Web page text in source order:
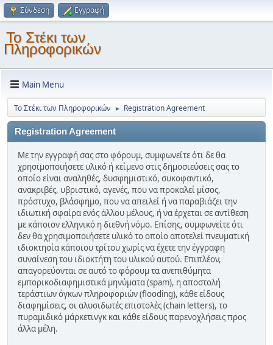
Σύνδεση Εγγραφή
Το Στέκι των
Πληροφορικών
Main Menu
Το Στέκι των Πληροφορικών ► Registration Agreement
Registration Agreement
Με την εγγραφή σας στο φόρουμ, συμφωνείτε ότι δε θα
χρησιμοποιήσετε υλικό ή κείμενο στις δημοσιεύσεις σας το
οποίο είναι αναληθές, δυσφημιστικό, συκοφαντικό,
ανακριβές, υβριστικό, αγενές, που να προκαλεί μίσος,
πρόστυχο, βλάσφημο, που να απειλεί ή να παραβιάζει την
ιδιωτική σφαίρα ενός άλλου μέλους, ή να έρχεται σε αντίθεση
με κάποιον ελληνικό η διεθνή νόμο. Επίσης, συμφωνείτε ότι
δεν θα χρησιμοποιήσετε υλικό το οποίο αποτελεί πνευματική
ιδιοκτησία κάποιου τρίτου χωρίς να έχετε την έγγραφη
συναίνεση του ιδιοκτήτη του υλικού αυτού. Επιπλέον,
απαγορεύονται σε αυτό το φόρουμ τα ανεπιθύμητα
εμπορικοδιαφημιστικά μηνύματα (spam), η αποστολή
τεράστιων όγκων πληροφοριών (flooding), κάθε είδους
διαφημίσεις, οι αλυσιδωτές επιστολές (chain letters), το
πυραμιδικό μάρκετινγκ και κάθε είδους παρενοχλήσεις προς
άλλα μέλη.